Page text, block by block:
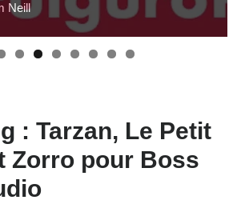
Neill
: Tarzan, Le Petit
Zorro pour Boss